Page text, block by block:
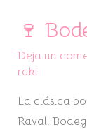
🍷
Deja un
raki
La clásica
Raval.
🍷
Berlanga